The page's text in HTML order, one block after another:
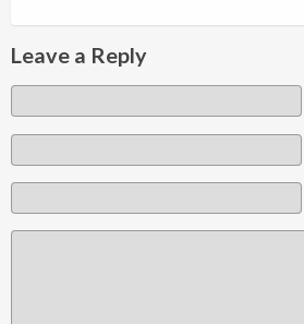
Leave a Reply